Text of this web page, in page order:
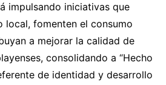
impulsando iniciativas que
fomenten el consumo
a mejorar la calidad de
consolidando a “Hecho
de identidad y desarrollo